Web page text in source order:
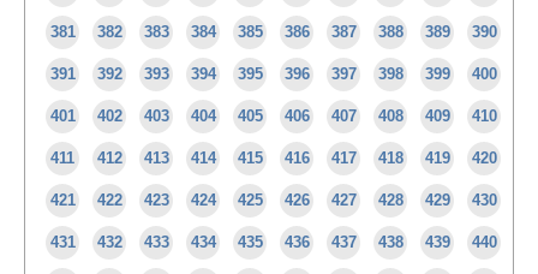
381 382 383 384 385 386 387 388 389 390
391 392 393 394 395 396 397 398 399 400
401 402 403 404 405 406 407 408 409 410
411 412 413 414 415 416 417 418 419 420
421 422 423 424 425 426 427 428 429 430
431 432 433 434 435 436 437 438 439 440